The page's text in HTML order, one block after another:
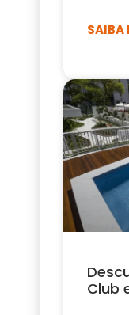
SAIBA
Club